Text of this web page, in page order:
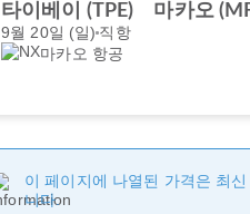
타이베이 (TPE) 마카오
9월 20일 (일) 직항
마카오 항공
이 페이지에 나열된 가격은 최
니다.